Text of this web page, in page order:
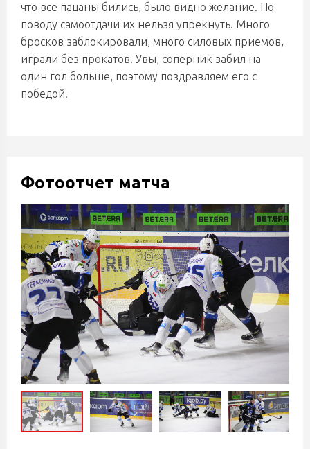
что все пацаны бились, было видно желание. По
поводу самоотдачи их нельзя упрекнуть. Много
бросков заблокировали, много силовых приемов,
играли без прокатов. Увы, соперник забил на
один гол больше, поэтому поздравляем его с
победой.
Фотоотчет матча